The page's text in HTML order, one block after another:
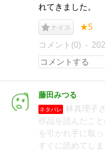
れてきました。
ナイス ★5
コメント(0)
藤田みつる
ネタバレ
林真理子
作品を読んだこ
を引かれ手に取
すぐに読めてし